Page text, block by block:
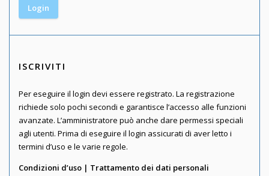
ISCRIVITI
Per eseguire il login devi essere registrato. La registrazione
richiede solo pochi secondi e garantisce l’accesso alle funzioni
avanzate. L’amministratore può anche dare permessi speciali
agli utenti. Prima di eseguire il login assicurati di aver letto i
termini d’uso e le varie regole.
Condizioni d’uso | Trattamento dei dati personali